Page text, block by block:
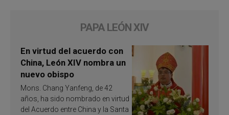
PAPA LEÓN XIV
En virtud del acuerdo con
China, León XIV nombra un
nuevo obispo
Mons. Chang Yanfeng, de 42
años, ha sido nombrado en virtud
del Acuerdo entre China y la Santa